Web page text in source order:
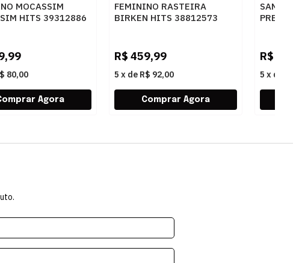
MOCASSIM
HITS 39312886
80,00
FEMININO RASTEIRA
BIRKEN HITS 38812573
R$ 459,99
5 x de R$ 92,00
PRETO -
R$
5 x de